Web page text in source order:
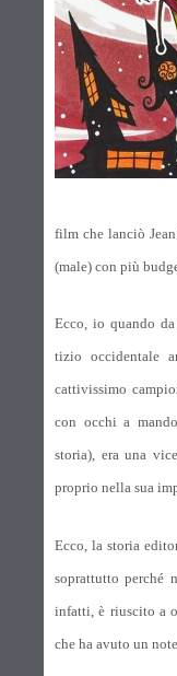
film che lanciò
(male) con più
Ecco, io quando
tizio occidentale
cattivissimo
con occhi a
storia), era una
proprio nella sua
Ecco, la storia
soprattutto perché
infatti, è riuscito a
che ha avuto un